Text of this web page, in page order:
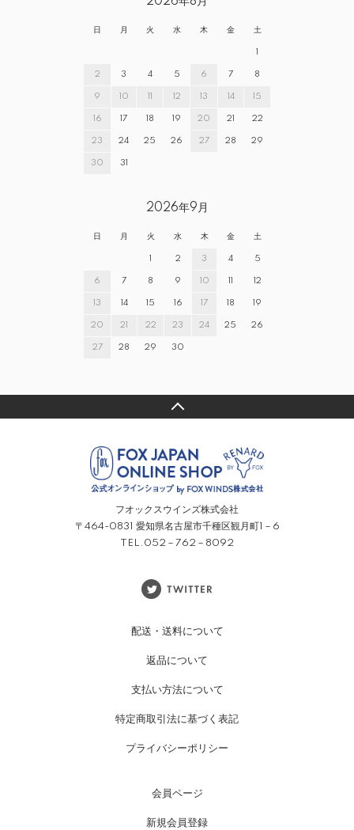
日 月 火 水 木 金 土
1
2 3 4 5 6 7 8
9 10 11 12 13 14 15
16 17 18 19 20 21 22
23 24 25 26 27 28 29
30 31
2026年9月
日 月 火 水 木 金 土
1 2 3 4 5
6 7 8 9 10 11 12
13 14 15 16 17 18 19
20 21 22 23 24 25 26
27 28 29 30
フオックスウインズ株式会社
〒464-0831 愛知県名古屋市千種区観月町1－6
TEL.052－762－8092
配送・送料について
返品について
支払い方法について
特定商取引法に基づく表記
プライバシーポリシー
会員ページ
新規会員登録